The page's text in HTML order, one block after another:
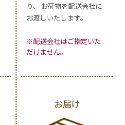
り、 お荷物を配送会社に
お渡しいたします。
※配送会社はご指定いた
だけません。
お届け